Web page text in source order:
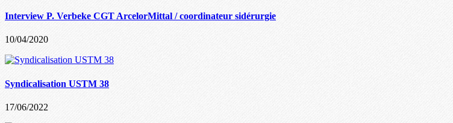
Interview P. Verbeke CGT ArcelorMittal / coordinateur sidérurgie
10/04/2020
Syndicalisation USTM 38
17/06/2022